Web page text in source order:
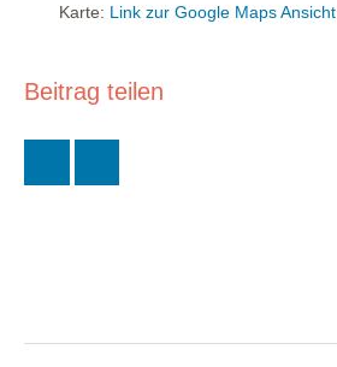
Karte: Link zur Google Maps Ansicht
Beitrag teilen